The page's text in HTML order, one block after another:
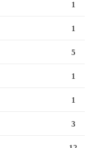
1
1
5
1
1
3